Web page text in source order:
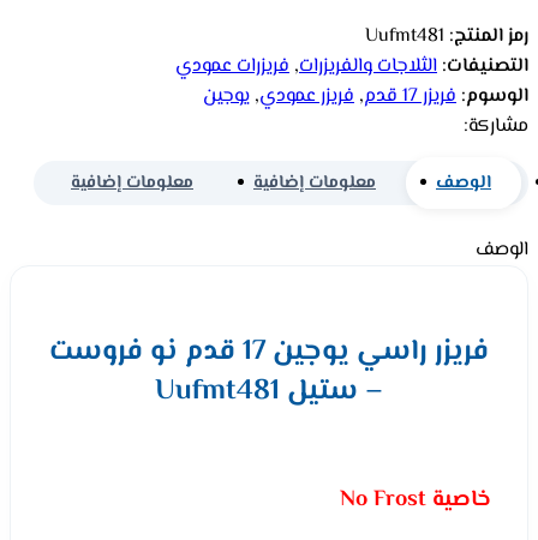
رمز المنتج: Uufmt481
التصنيفات: الثلاجات والفريزرات, فريزرات عمودي
الوسوم: فريزر 17 قدم , فريزر عمودي, يوجين
مشاركة:
الوصف معلومات إضافية معلومات إضافية
الوصف
فريزر راسي يوجين 17 قدم نو فروست
– ستيل Uufmt481
خاصية No Frost